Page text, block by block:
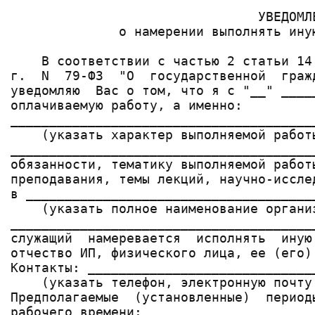
о намерении выполнять
В соответствии с частью 2 статьи
г.  N  79-ФЗ  "О  государственной
уведомляю  Вас о том, что я с "__"
оплачиваемую работу, а именно:
(указать характер выполняемой
обязанности, тематику выполняемой
преподавания, темы лекций, научно-
в
(указать полное наименование
служащий  намеревается  исполнять
отчество ИП, физического лица, ее
Контакты:
(указать телефон, электронную
Предполагаемые  (установленные)
рабочего времени: